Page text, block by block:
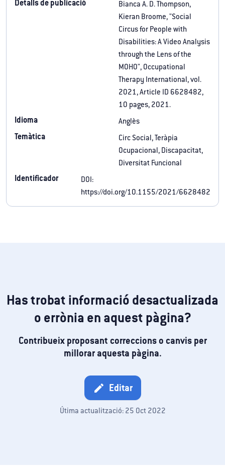
Detalls de publicació
Bianca A. D. Thompson,
Kieran Broome, "Social
Circus for People with
Disabilities: A Video Analysis
through the Lens of the
MOHO", Occupational
Therapy International, vol.
2021, Article ID 6628482,
10 pages, 2021.
Idioma Anglès
Temàtica
Circ Social, Teràpia
Ocupacional, Discapacitat,
Diversitat Funcional
Identificador
DOI:
https://doi.org/10.1155/2021/6628482
Has trobat informació desactualizada
o errònia en aquest pàgina?
Contribueix proposant correccions o canvis per
millorar aquesta pàgina.
edit Editar
Útima actualització: 25 Oct 2022